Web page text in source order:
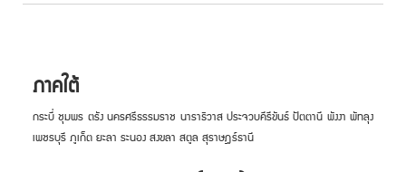
ภาคใต้
กระบี่ ชุมพร ตรัง นครศรีธรรมราช นาราธิวาส ประจวบคีรีขันธ์ ปัตตานี พังงา พัทลุง
เพชรบุรี ภูเก็ต ยะลา ระนอง สงขลา สตูล สุราษฎร์ธานี